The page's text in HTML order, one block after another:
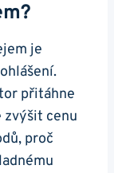
je
přitáhne
zvýšit cenu
proč